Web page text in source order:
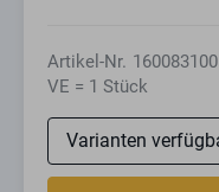
Artikel-Nr. 160083100
VE = 1 Stück